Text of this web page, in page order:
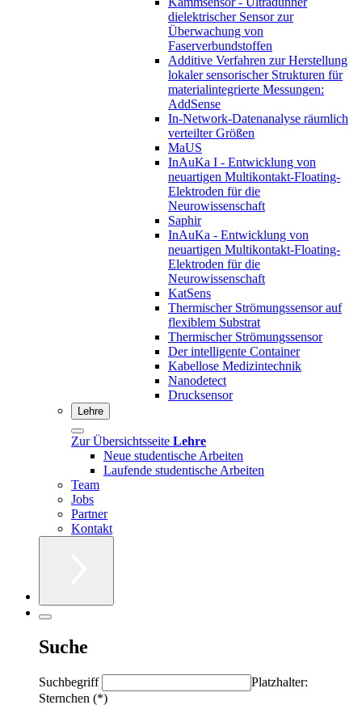
dielektrischer Sensor zur
Überwachung von
Faserverbundstoffen
Additive Verfahren zur Herstellung
lokaler sensorischer Strukturen für
materialintegrierte Messungen:
AddSense
In-Network-Datenanalyse räumlich
verteilter Größen
MaUS
InAuKa I - Entwicklung von
neuartigen Multikontakt-Floating-
Elektroden für die
Neurowissenschaft
Saphir
InAuKa - Entwicklung von
neuartigen Multikontakt-Floating-
Elektroden für die
Neurowissenschaft
KatSens
Thermischer Strömungssensor auf
flexiblem Substrat
Thermischer Strömungssensor
Der intelligente Container
Kabellose Medizintechnik
Nanodetect
Drucksensor
Lehre
Zur Übersichtsseite Lehre
Neue studentische Arbeiten
Laufende studentische Arbeiten
Team
Jobs
Partner
Kontakt
Suche
Suchbegriff
Platzhalter:
Sternchen (*)